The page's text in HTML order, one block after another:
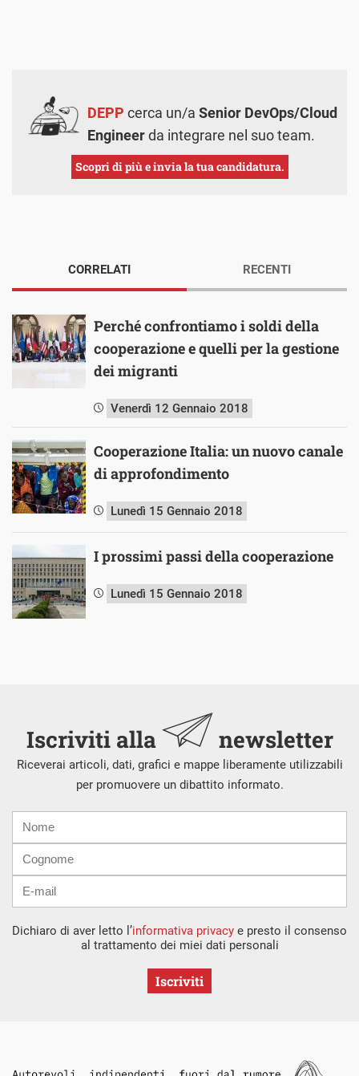
DEPP cerca un/a Senior DevOps/Cloud
Engineerda integrare nel suo team.
Scopri di più e invia la tua candidatura.
CORRELATI
Perché confrontiamo i soldi della
cooperazione e quelli per la gestione
dei migranti
Venerdì 12 Gennaio 2018
Cooperazione Italia: un nuovo canale
di approfondimento
Lunedì 15 Gennaio 2018
I prossimi passi della cooperazione
Lunedì 15 Gennaio 2018
RECENTI
Iscriviti alla newsletter
Riceverai articoli, dati, grafici e mappe liberamente utilizzabili
per promuovere un dibattito informato.
mail
Dichiaro di aver letto l’informativa privacy e presto il consenso
al trattamento dei miei dati personali
Iscriviti